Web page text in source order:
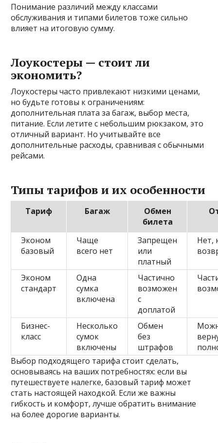
Понимание различий между классами
обслуживания и типами билетов тоже сильно
влияет на итоговую сумму.
Лоукостеры — стоит ли
экономить?
Лоукостеры часто привлекают низкими ценами,
но будьте готовы к ограничениям:
дополнительная плата за багаж, выбор места,
питание. Если летите с небольшим рюкзаком, это
отличный вариант. Но учитывайте все
дополнительные расходы, сравнивая с обычными
рейсами.
Типы тарифов и их особенности
Тариф Багаж
Обмен
билета
Эконом
базовый
Чаще
всего нет
Запрещен
или
платный
Нет,
Эконом
стандарт
Одна
сумка
включена
Частично
возможен
с
доплатой
Бизнес-
класс
Несколько
сумок
включены
Обмен
без
штрафов
Выбор подходящего тарифа стоит сделать,
основываясь на ваших потребностях: если вы
путешествуете налегке, базовый тариф может
стать настоящей находкой. Если же важны
гибкость и комфорт, лучше обратить внимание
на более дорогие варианты.